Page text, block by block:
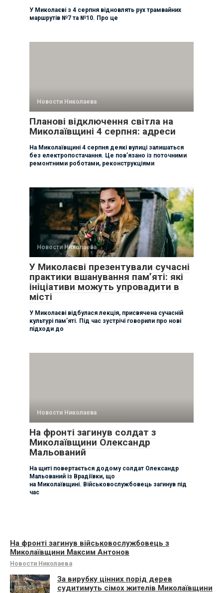
У Миколаєві з 4 серпня відновлять рух трамвайних
маршрутів №7 та №10. Про це
Новости Николаева
Планові відключення світла на
Миколаївщині 4 серпня: адреси
На Миколаївщині 4 серпня деякі вулиці залишаться
без електропостачання. Це пов’язано із поточними
ремонтними роботами, реконструкціями
Новости Николаева
У Миколаєві презентували сучасні
практики вшанування пам’яті: які
ініціативи можуть упровадити в
місті
У Миколаєві відбулася лекція, присвячена сучасній
культурі пам’яті. Під час зустрічі говорили про нові
підходи до
Новости Николаева
На фронті загинув солдат з
Миколаївщини Олександр
Мальований
На щиті повертається додому солдат Олександр
Мальований із Врадіївки, що
на Миколаївщині. Військовослужбовець загинув під
час
На фронті загинув військовослужбовець з
Миколаївщини Максим Антонов
Новости Николаева
За вирубку цінних порід дерев
судитимуть сімох жителів Миколаївщини